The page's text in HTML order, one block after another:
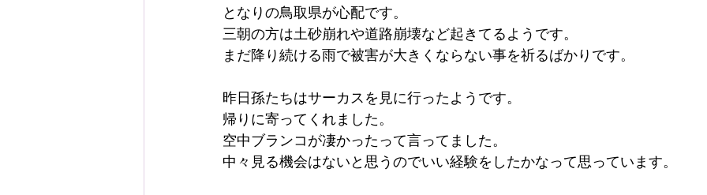
となりの鳥取県が心配です。
三朝の方は土砂崩れや道路崩壊など起きてるようです。
まだ降り続ける雨で被害が大きくならない事を祈るばかりです。
昨日孫たちはサーカスを見に行ったようです。
帰りに寄ってくれました。
空中ブランコが凄かったって言ってました。
中々見る機会はないと思うのでいい経験をしたかなって思っています。